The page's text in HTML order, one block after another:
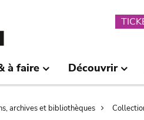
à faire Découvrir
archives et bibliothèques